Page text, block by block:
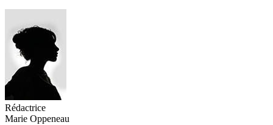
Rédactrice
Marie Oppeneau